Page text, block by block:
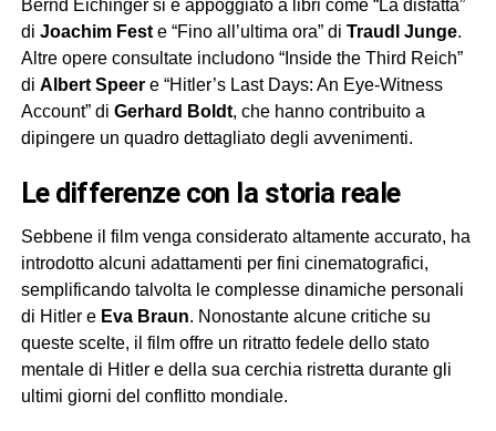
Bernd Eichinger si è appoggiato a libri come “La disfatta”
di Joachim Feste “Fino all’ultima ora” di Traudl Junge.
Altre opere consultate includono “Inside the Third Reich”
di Albert Speere “Hitler’s Last Days: An Eye-Witness
Account” di Gerhard Boldt, che hanno contribuito a
dipingere un quadro dettagliato degli avvenimenti.
le differenze con la storia reale
Sebbene il film venga considerato altamente accurato, ha
introdotto alcuni adattamenti per fini cinematografici,
semplificando talvolta le complesse dinamiche personali
di Hitler e Eva Braun. Nonostante alcune critiche su
queste scelte, il film offre un ritratto fedele dello stato
mentale di Hitler e della sua cerchia ristretta durante gli
ultimi giorni del conflitto mondiale.